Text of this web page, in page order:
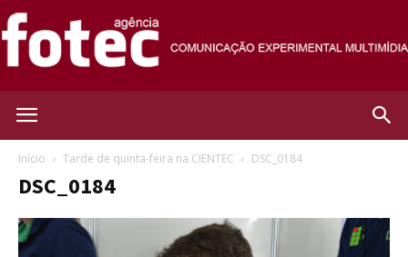
Início Tarde de quinta-feira na CIENTEC DSC_0184
DSC_0184